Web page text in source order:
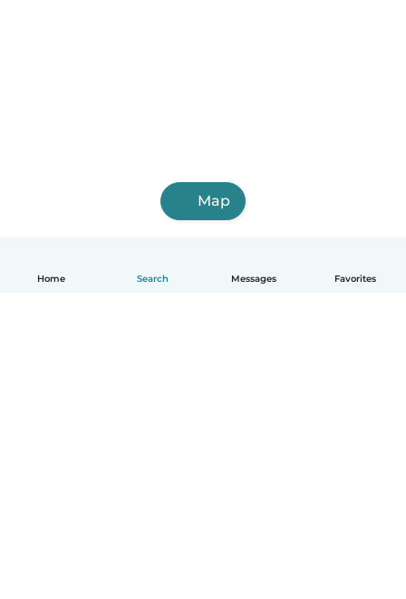
Home Search Messages Favorites
Map